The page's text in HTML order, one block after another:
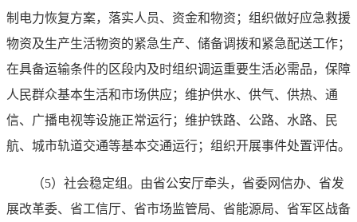
制电力恢复方案，落实人员、资金和物资；组织做好应急救援
物资及生产生活物资的紧急生产、储备调拨和紧急配送工作；
在具备运输条件的区段内及时组织调运重要生活必需品，保障
人民群众基本生活和市场供应；维护供水、供气、供热、通
信、广播电视等设施正常运行；维护铁路、公路、水路、民
航、城市轨道交通等基本交通运行；组织开展事件处置评估。
（5）社会稳定组。由省公安厅牵头，省委网信办、省发
展改革委、省工信厅、省市场监管局、省能源局、省军区战备